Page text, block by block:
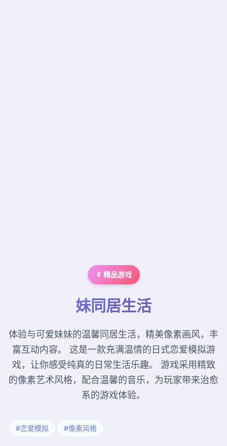
⚱️ 精品游戏
妹同居生活
体验与可爱妹妹的温馨同居生活，精美像素画风，丰
富互动内容。 这是一款充满温情的日式恋爱模拟游
戏，让你感受纯真的日常生活乐趣。 游戏采用精致
的像素艺术风格，配合温馨的音乐，为玩家带来治愈
系的游戏体验。
#恋爱模拟 #像素风格